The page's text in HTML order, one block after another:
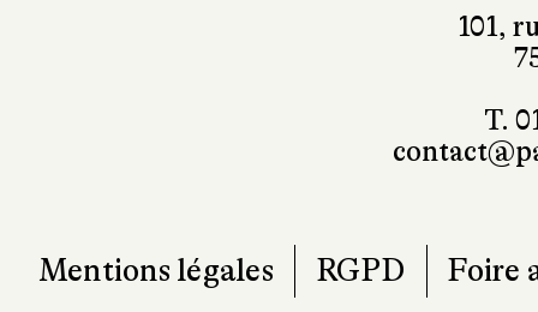
101,
T.
Mentions légales RGPD Foire